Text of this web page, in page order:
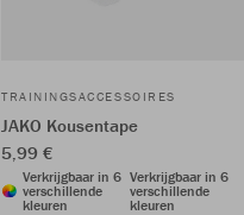
TRAININGSACCESSOIRES
JAKO Kousentape
5,99 €
Verkrijgbaar in 6
verschillende
kleuren
Verkrijgbaar in 6
verschillende
kleuren